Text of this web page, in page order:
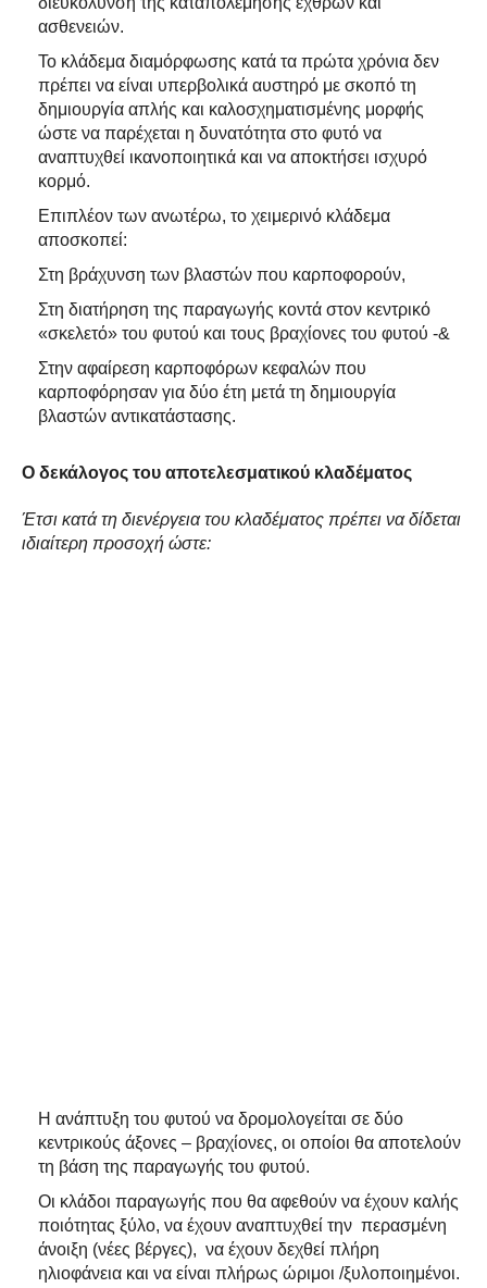
ασθενειών.
Το κλάδεμα διαμόρφωσης κατά τα πρώτα χρόνια δεν
πρέπει να είναι υπερβολικά αυστηρό με σκοπό τη
δημιουργία απλής και καλοσχηματισμένης μορφής
ώστε να παρέχεται η δυνατότητα στο φυτό να
αναπτυχθεί ικανοποιητικά και να αποκτήσει ισχυρό
κορμό.
Επιπλέον των ανωτέρω, το χειμερινό κλάδεμα
αποσκοπεί:
Στη βράχυνση των βλαστών που καρποφορούν,
Στη διατήρηση της παραγωγής κοντά στον κεντρικό
«σκελετό» του φυτού και τους βραχίονες του φυτού -&
Στην αφαίρεση καρποφόρων κεφαλών που
καρποφόρησαν για δύο έτη μετά τη δημιουργία
βλαστών αντικατάστασης.
Ο δεκάλογος του αποτελεσματικού κλαδέματος
Έτσι κατά τη διενέργεια του κλαδέματος πρέπει να δίδεται
ιδιαίτερη προσοχή ώστε:
Η ανάπτυξη του φυτού να δρομολογείται σε δύο
κεντρικούς άξονες – βραχίονες, οι οποίοι θα αποτελούν
τη βάση της παραγωγής του φυτού.
Οι κλάδοι παραγωγής που θα αφεθούν να έχουν καλής
ποιότητας ξύλο, να έχουν αναπτυχθεί την περασμένη
άνοιξη (νέες βέργες), να έχουν δεχθεί πλήρη
ηλιοφάνεια και να είναι πλήρως ώριμοι /ξυλοποιημένοι.